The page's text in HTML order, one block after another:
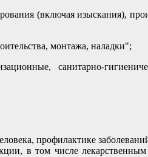
(включая изыскания),
монтажа, наладки";
санитарно-
профилактике
в том числе